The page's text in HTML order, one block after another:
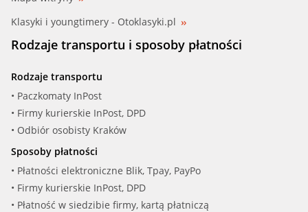
Klasyki i youngtimery - Otoklasyki.pl
Rodzaje transportu i sposoby płatności
Rodzaje transportu
• Paczkomaty InPost
• Firmy kurierskie InPost, DPD
• Odbiór osobisty Kraków
Sposoby płatności
• Płatności elektroniczne Blik, Tpay, PayPo
• Firmy kurierskie InPost, DPD
• Płatność w siedzibie firmy, kartą płatniczą